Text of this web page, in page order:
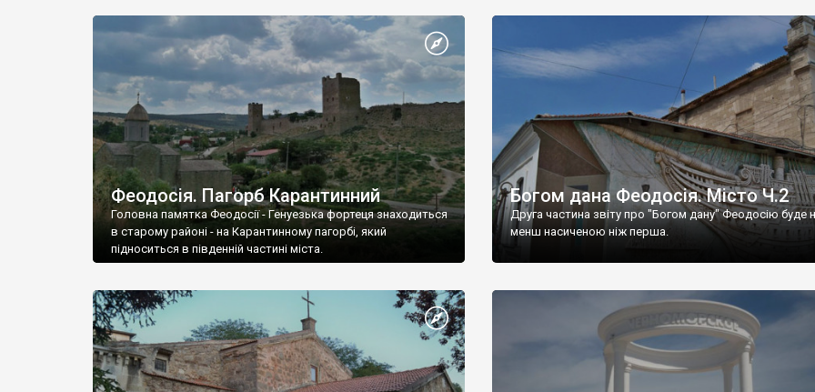
Феодосія. Пагорб Карантинний
Головна памятка Феодосії - Генуезька фортеця знаходиться
в старому районі - на Карантинному пагорбі, який
підноситься в південній частині міста.
Богом дана Феодосія. Місто Ч.2
Друга частина звіту про "Богом дану" Феодосію буде
менш насиченою ніж перша.